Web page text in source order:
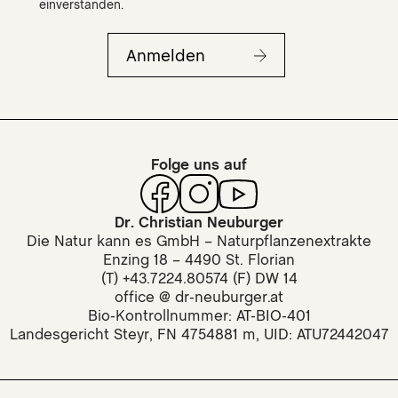
einverstanden.
Anmelden
Folge uns auf
Dr. Christian Neuburger
Die Natur kann es GmbH – Naturpflanzenextrakte
Enzing 18 – 4490 St. Florian
(T) +43.7224.80574 (F) DW 14
office @ dr-neuburger.at
Bio-Kontrollnummer: AT-BIO-401
Landesgericht Steyr, FN 4754881 m, UID: ATU72442047